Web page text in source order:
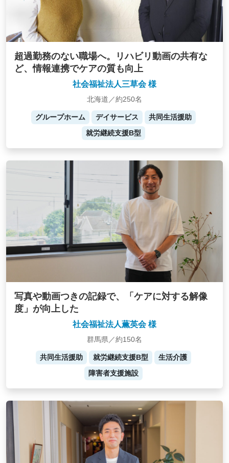
超過勤務のない職場へ。リハビリ動画の共有な
ど、情報連携でケアの質も向上
社会福祉法人三草会 様
北海道／約250名
グループホーム デイサービス
共同生活援助
就労継続支援B型
写真や動画つきの記録で、「ケアに対する解像
度」が向上した
社会福祉法人薫英会 様
群馬県／約150名
共同生活援助 就労継続支援B型
生活介護
障害者支援施設